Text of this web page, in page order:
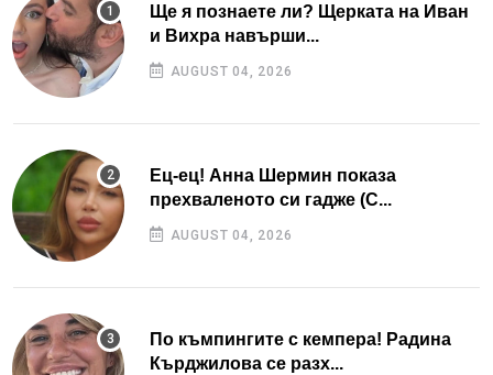
Ще я познаете ли? Щерката на Иван
и Вихра навърши...
AUGUST 04, 2026
Ец-ец! Анна Шермин показа
прехваленото си гадже (С...
AUGUST 04, 2026
По къмпингите с кемпера! Радина
Кърджилова се разх...